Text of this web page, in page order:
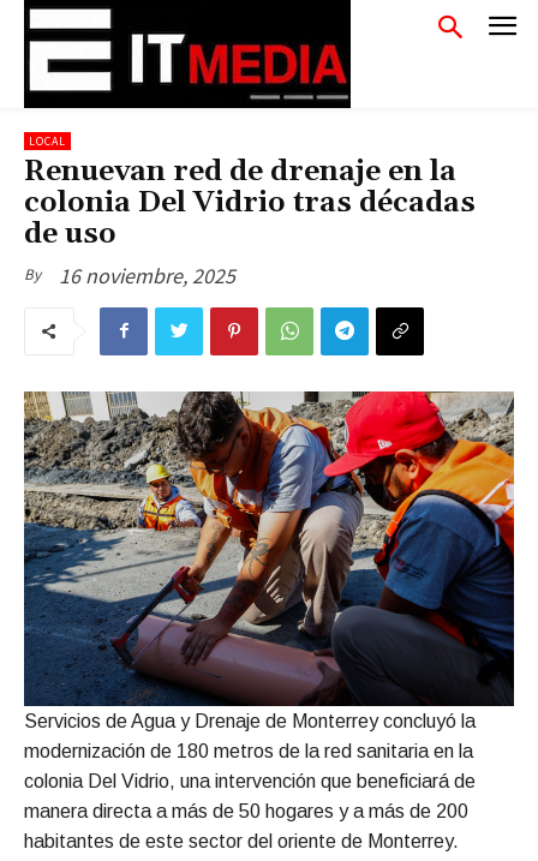
LOCAL
Renuevan red de drenaje en la
colonia Del Vidrio tras décadas
de uso
By 16 noviembre, 2025
Servicios de Agua y Drenaje de Monterrey concluyó la
modernización de 180 metros de la red sanitaria en la
colonia Del Vidrio, una intervención que beneficiará de
manera directa a más de 50 hogares y a más de 200
habitantes de este sector del oriente de Monterrey.